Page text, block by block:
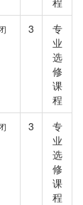
3
专
业
选
修
课
程
3
专
业
选
修
课
程